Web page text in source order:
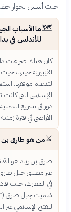
حيث أسس لحوار
🗺️ما الأسباب
للأندلس في
كان هناك صراعات
الأيبيرية حينها،
لتدعيم موقفها.
الإسلامي التي كانت
دور في تسريع
الأراضي في فترة زمنية
⚔️من هو طارق بن
طارق بن زياد هو
عبر مضيق جبل طارق
في المعارك، حيث
للفتح الإسلامي عبر